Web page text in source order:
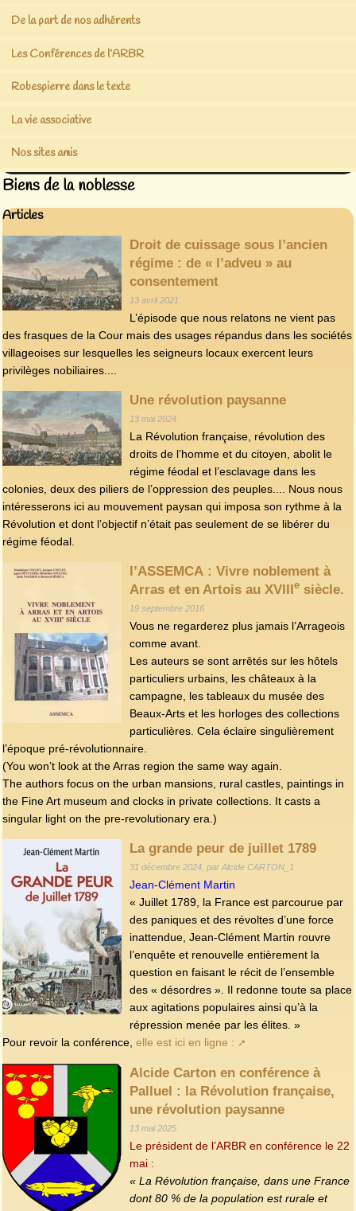
De la part de nos adhérents
Les Conférences de l’ARBR
Robespierre dans le texte
La vie associative
Nos sites amis
Biens de la noblesse
Articles
Droit de cuissage sous l’ancien
régime : de « l’adveu » au
consentement
13 avril 2021
L’épisode que nous relatons ne vient pas
des frasques de la Cour mais des usages répandus dans les sociétés
villageoises sur lesquelles les seigneurs locaux exercent leurs
privilèges nobiliaires....
Une révolution paysanne
13 mai 2024
La Révolution française, révolution des
droits de l’homme et du citoyen, abolit le
régime féodal et l’esclavage dans les
colonies, deux des piliers de l’oppression des peuples.... Nous nous
intéresserons ici au mouvement paysan qui imposa son rythme à la
Révolution et dont l’objectif n’était pas seulement de se libérer du
régime féodal.
l’ASSEMCA : Vivre noblement à
Arras et en Artois au XVIIIe siècle.
19 septembre 2016
Vous ne regarderez plus jamais l’Arrageois
comme avant.
Les auteurs se sont arrêtés sur les hôtels
particuliers urbains, les châteaux à la
campagne, les tableaux du musée des
Beaux-Arts et les horloges des collections
particulières. Cela éclaire singulièrement
l’époque pré-révolutionnaire.
(You won’t look at the Arras region the same way again.
The authors focus on the urban mansions, rural castles, paintings in
the Fine Art museum and clocks in private collections. It casts a
singular light on the pre-revolutionary era.)
La grande peur de juillet 1789
31 décembre 2024, par Alcide CARTON_1
Jean-Clément Martin
« Juillet 1789, la France est parcourue par
des paniques et des révoltes d’une force
inattendue, Jean-Clément Martin rouvre
l’enquête et renouvelle entièrement la
question en faisant le récit de l’ensemble
des « désordres ». Il redonne toute sa place
aux agitations populaires ainsi qu’à la
répression menée par les élites. »
Pour revoir la conférence, elle est ici en ligne :
Alcide Carton en conférence à
Palluel : la Révolution française,
une révolution paysanne
13 mai 2025
Le président de l’ARBR en conférence le 22
mai :
« La Révolution française, dans une France
dont 80 % de la population est rurale et